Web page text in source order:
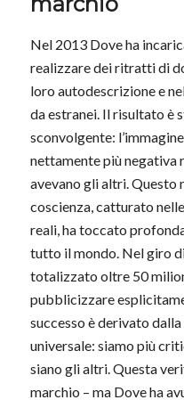
Nel 2013 Dove ha
realizzare dei ritratti di
loro autodescrizione e
da estranei. Il risultato è
sconvolgente:
nettamente più negativa
avevano gli altri. Questo
coscienza, catturato
reali, ha toccato
tutto il mondo. Nel giro
totalizzato oltre 50
pubblicizzare
successo è derivato
universale: siamo più
siano gli altri. Questa
marchio – ma Dove ha